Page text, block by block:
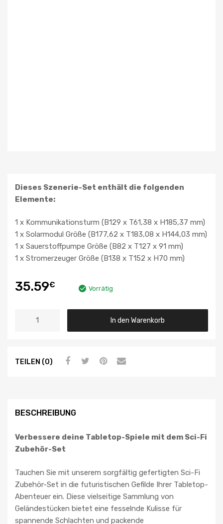
Dieses Szenerie-Set enthält die folgenden
Elemente:
1 x Kommunikationsturm (B129 x T61,38 x H185,37 mm)
1 x Solarmodul Größe (B177,62 x T183,08 x H144,03 mm)
1 x Sauerstoffpumpe Größe (B82 x T127 x 91 mm)
1 x Stromerzeuger Größe (B138 x T152 x H70 mm)
35.59€ Vorrätig
In den Warenkorb
TEILEN (0)
BESCHREIBUNG
Verbessere deine Tabletop-Spiele mit dem Sci-Fi
Zubehör-Set
Tauchen Sie mit unserem sorgfältig gefertigten Sci-Fi
Zubehör-Set in die futuristischen Gefilde Ihrer Tabletop-
Abenteuer ein. Diese vielseitige Sammlung von
Geländestücken bietet eine fesselnde Kulisse für
spannende Schlachten und packende